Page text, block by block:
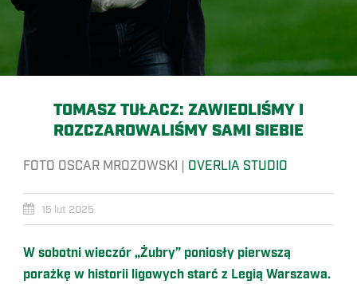
TOMASZ TUŁACZ: ZAWIEDLIŚMY I
ROZCZAROWALIŚMY SAMI SIEBIE
FOTO OSCAR MROZOWSKI | OVERLIA STUDIO
15 lut 2025
W sobotni wieczór „Żubry” poniosły pierwszą
porażkę w historii ligowych starć z Legią Warszawa.